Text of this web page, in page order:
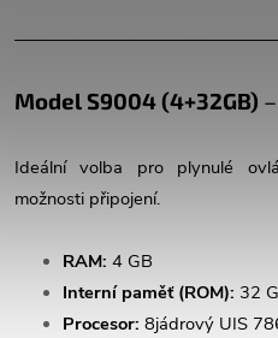
Model S9004 (4+32GB)
Ideální volba pro plynulé
možnosti připojení.
RAM: 4 GB
Interní paměť (ROM): 32
Procesor: 8jádrový UIS